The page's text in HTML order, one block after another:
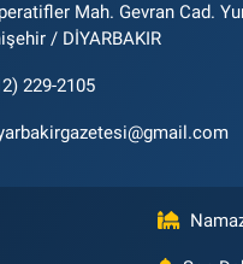
Mah. Gevran Cad.
/ DİYARBAKIR
229-2105